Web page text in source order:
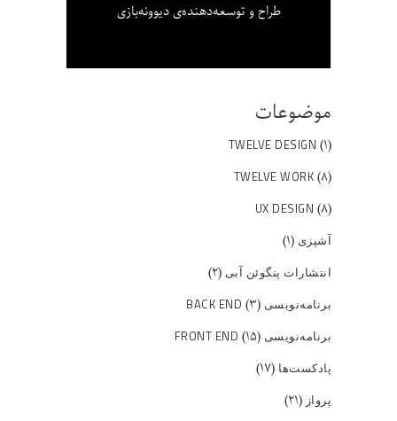
طراح و توسعه‌دهنده‌ی دیوونه‌بازی
موضوعات
TWELVE DESIGN (۱)
TWELVE WORK (۸)
UX DESIGN (۸)
آشپزی (۱)
انتشارات پنگوئن آبی (۲)
برنامه‌نویسی BACK END (۳)
برنامه‌نویسی FRONT END (۱۵)
پادکست‌ها (۱۷)
پرواز(۲۱)